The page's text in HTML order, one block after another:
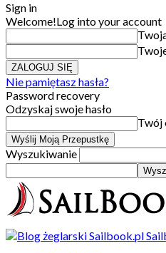
Sign in
Welcome!Log into your account
Nie pamiętasz hasła?
Password recovery
Odzyskaj swoje hasło
Twój
Wyszukiwanie